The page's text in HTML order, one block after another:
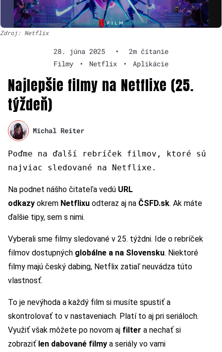
Zdroj: Netflix
28. júna 2025 •
2m čítanie
Filmy
• Netflix • Aplikácie
Najlepšie filmy na Netflixe (25.
týždeň)
Michal Reiter
Poďme na ďalší rebríček filmov, ktoré sú
najviac sledované na Netflixe.
Na podnet nášho čitateľa vedú URL
odkazy okrem Netflixu odteraz aj na ČSFD.sk. Ak máte
ďalšie tipy, sem s nimi.
Vyberali sme filmy sledované v 25. týždni. Ide o rebríček
filmov dostupných globálne a na Slovensku. Niektoré
filmy majú český dabing, Netflix zatiaľ neuvádza túto
vlastnosť.
To je nevýhoda a každý film si musíte spustiť a
skontrolovať to v nastaveniach. Platí to aj pri seriáloch.
Využiť však môžete po novom aj filter a nechať si
zobraziť len dabované filmy a seriály vo vami